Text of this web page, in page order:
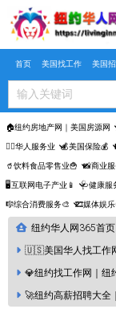
Skip to main content
首页 美国找工作 美国
🏠纽约房地产网｜美国房源网
🤵‍♀️华人服务业 💰美国保险💰
🥤饮料食品零售业🍟 📸商业
🖥️互联网电子产业📱 🩺健康服
🎼综合消费服务🎨 🎞️媒体娱乐
纽约华人网365首页
🇺🇸美国华人找工作
💎纽约找工作网｜纽
🚀纽约高薪招聘大全